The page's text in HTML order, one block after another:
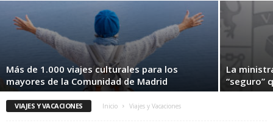
Más de 1.000 viajes culturales para los
mayores de la Comunidad de Madrid
La
“seguro”
VIAJES Y VACACIONES Inicio Viajes y Vacaciones